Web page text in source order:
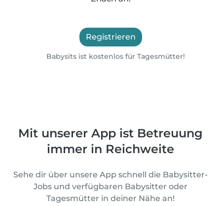
Registrieren
Babysits ist kostenlos für Tagesmütter!
Mit unserer App ist Betreuung
immer in Reichweite
Sehe dir über unsere App schnell die Babysitter-
Jobs und verfügbaren Babysitter oder
Tagesmütter in deiner Nähe an!